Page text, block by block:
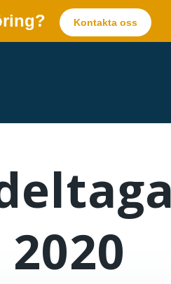
Kontakta oss